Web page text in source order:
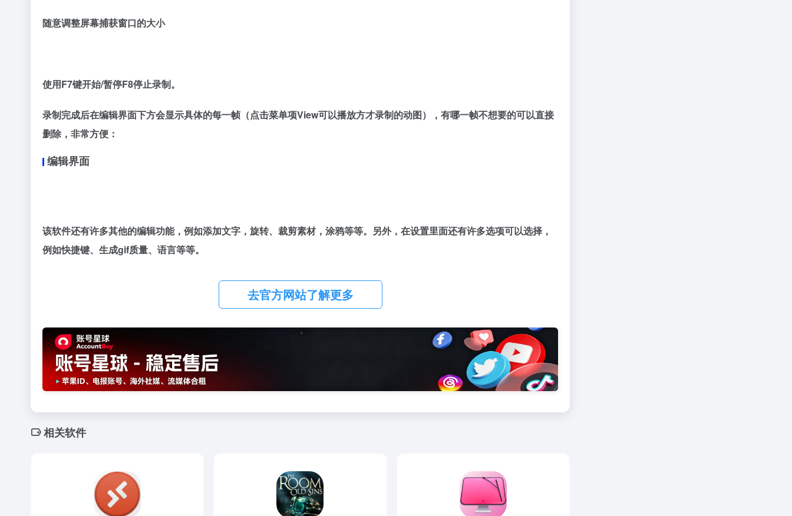
随意调整屏幕捕获窗口的大小
使用F7键开始/暂停F8停止录制。
录制完成后在编辑界面下方会显示具体的每一帧（点击菜单项View可以播放方才录制的动图），有哪一帧不想要的可以直接
删除，非常方便：
编辑界面
该软件还有许多其他的编辑功能，例如添加文字，旋转、裁剪素材，涂鸦等等。另外，在设置里面还有许多选项可以选择，
例如快捷键、生成gif质量、语言等等。
去官方网站了解更多
相关软件